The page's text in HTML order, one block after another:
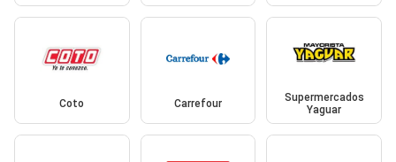
Coto Carrefour
Supermercados
Yaguar